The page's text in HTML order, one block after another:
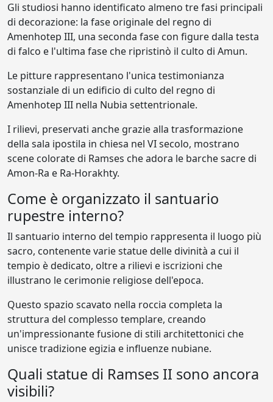
Gli studiosi hanno identificato almeno tre fasi principali
di decorazione: la fase originale del regno di
Amenhotep III, una seconda fase con figure dalla testa
di falco e l'ultima fase che ripristinò il culto di Amun.
Le pitture rappresentano l'unica testimonianza
sostanziale di un edificio di culto del regno di
Amenhotep III nella Nubia settentrionale.
I rilievi, preservati anche grazie alla trasformazione
della sala ipostila in chiesa nel VI secolo, mostrano
scene colorate di Ramses che adora le barche sacre di
Amon-Ra e Ra-Horakhty.
Come è organizzato il santuario
rupestre interno?
Il santuario interno del tempio rappresenta il luogo più
sacro, contenente varie statue delle divinità a cui il
tempio è dedicato, oltre a rilievi e iscrizioni che
illustrano le cerimonie religiose dell'epoca.
Questo spazio scavato nella roccia completa la
struttura del complesso templare, creando
un'impressionante fusione di stili architettonici che
unisce tradizione egizia e influenze nubiane.
Quali statue di Ramses II sono ancora
visibili?